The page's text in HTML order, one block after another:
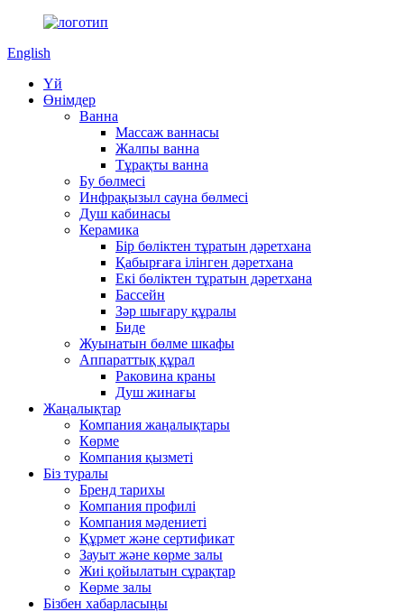
English
Үй
Өнімдер
Ванна
Массаж ваннасы
Жалпы ванна
Тұрақты ванна
Бу бөлмесі
Инфрақызыл сауна бөлмесі
Душ кабинасы
Керамика
Бір бөліктен тұратын дәретхана
Қабырғаға ілінген дәретхана
Екі бөліктен тұратын дәретхана
Бассейн
Зәр шығару құралы
Биде
Жуынатын бөлме шкафы
Аппараттық құрал
Раковина краны
Душ жинағы
Жаңалықтар
Компания жаңалықтары
Көрме
Компания қызметі
Біз туралы
Бренд тарихы
Компания профилі
Компания мәдениеті
Құрмет және сертификат
Зауыт және көрме залы
Жиі қойылатын сұрақтар
Көрме залы
Бізбен хабарласыңы